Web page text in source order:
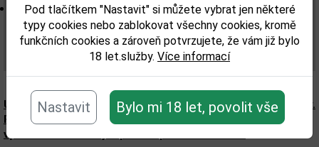
Pod tlačítkem "Nastavit" si můžete vybrat jen některé
typy cookies nebo zablokovat všechny cookies, kromě
funkčních cookies a zároveň potvrzujete, že vám již bylo
18 let.služby. Více informací
Nastavit Bylo mi 18 let, povolit vše
Chuť na patře: velkoryse hedvábné a svůdné se
závanem ovocné svěžesti a stopami borůvek,višní ale i
náznakem kosatce. Delikátnímu zakončení dominují
tóny čokolády s doteky frangipánového pudinku.
Upozorňujeme, že tento produkt může obsahovat alergeny.
Přesné složení a alergeny jsou k dispozici na obalu
výrobku. Zkontrolujte prosím před konzumací.